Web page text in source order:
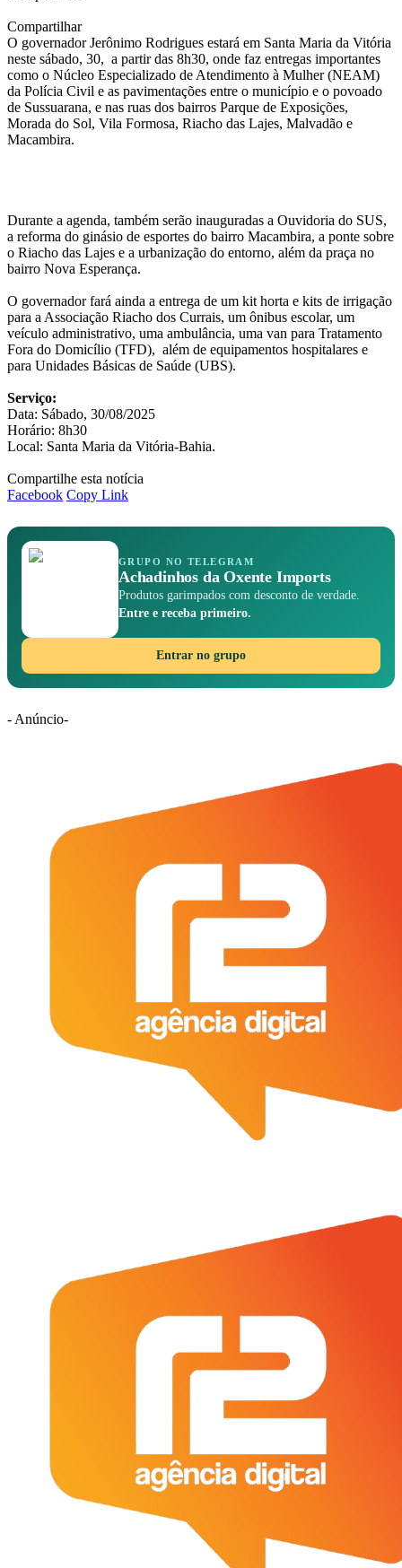
Compartilhar
O governador Jerônimo Rodrigues estará em Santa Maria da Vitória
neste sábado, 30, a partir das 8h30, onde faz entregas importantes
como o Núcleo Especializado de Atendimento à Mulher (NEAM)
da Polícia Civil e as pavimentações entre o município e o povoado
de Sussuarana, e nas ruas dos bairros Parque de Exposições,
Morada do Sol, Vila Formosa, Riacho das Lajes, Malvadão e
Macambira.
Durante a agenda, também serão inauguradas a Ouvidoria do SUS,
a reforma do ginásio de esportes do bairro Macambira, a ponte sobre
o Riacho das Lajes e a urbanização do entorno, além da praça no
bairro Nova Esperança.
O governador fará ainda a entrega de um kit horta e kits de irrigação
para a Associação Riacho dos Currais, um ônibus escolar, um
veículo administrativo, uma ambulância, uma van para Tratamento
Fora do Domicílio (TFD), além de equipamentos hospitalares e
para Unidades Básicas de Saúde (UBS).
Serviço:
Data: Sábado, 30/08/2025
Horário: 8h30
Local: Santa Maria da Vitória-Bahia.
Compartilhe esta notícia
Facebook Copy Link
GRUPO NO TELEGRAM
Achadinhos da Oxente Imports
Produtos garimpados com desconto de verdade.
Entre e receba primeiro.
Entrar no grupo
- Anúncio-